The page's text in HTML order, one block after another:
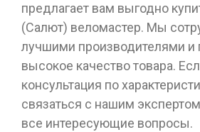
предлагает вам выгодно
(Салют) веломастер. Мы
лучшими производителями и
высокое качество товара.
консультация по
связаться с нашим
все интересующие вопросы.